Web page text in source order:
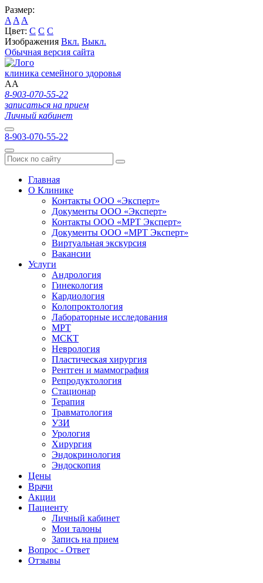
Размер:
A A A
Цвет: C C C
Изображения Вкл. Выкл.
Обычная версия сайта
клиника семейного здоровья
AA
8-903-070-55-22
записаться на прием
Личный кабинет
8-903-070-55-22
Главная
О Клинике
Контакты ООО «Эксперт»
Документы ООО «Эксперт»
Контакты ООО «МРТ Эксперт»
Документы ООО «МРТ Эксперт»
Виртуальная экскурсия
Вакансии
Услуги
Андрология
Гинекология
Кардиология
Колопроктология
Лабораторные исследования
МРТ
МСКТ
Неврология
Пластическая хирургия
Рентген и маммография
Репродуктология
Стационар
Терапия
Травматология
УЗИ
Урология
Хирургия
Эндокринология
Эндоскопия
Цены
Врачи
Акции
Пациенту
Личный кабинет
Мои талоны
Запись на прием
Вопрос - Ответ
Отзывы